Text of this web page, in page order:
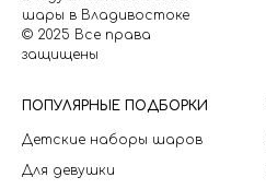
шары в Владивостоке
© 2025 Все права
защищены
ПОПУЛЯРНЫЕ ПОДБОРКИ
Детские наборы шаров
Для девушки